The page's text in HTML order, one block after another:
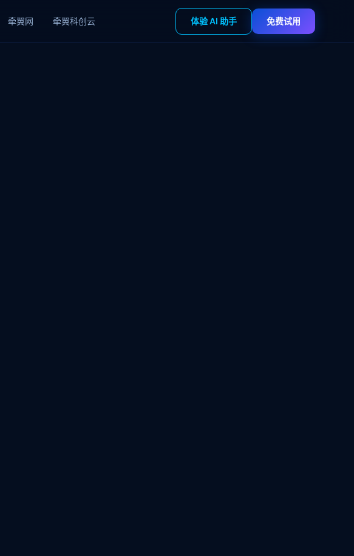
牵翼网 牵翼科创云 体验 AI 助手 免费试用